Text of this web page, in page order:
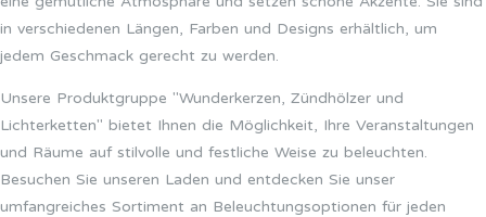
in verschiedenen Längen, Farben und Designs erhältlich, um
jedem Geschmack gerecht zu werden.
Unsere Produktgruppe "Wunderkerzen, Zündhölzer und
Lichterketten" bietet Ihnen die Möglichkeit, Ihre Veranstaltungen
und Räume auf stilvolle und festliche Weise zu beleuchten.
Besuchen Sie unseren Laden und entdecken Sie unser
umfangreiches Sortiment an Beleuchtungsoptionen für jeden